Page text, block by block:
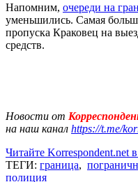
Напомним, очереди на
уменьшились. Самая
пропуска Краковец на
средств.
Новости от
на наш канал https://t.me/
Читайте Korrespondent.net
ТЕГИ: граница,
полиция